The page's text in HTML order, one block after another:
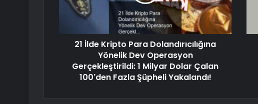
21 İlde Kripto Para Dolandırıcılığına
Yönelik Dev Operasyon
Gerçekleştirildi: 1 Milyar Dolar Çalan
100'den Fazla Şüpheli Yakalandı!